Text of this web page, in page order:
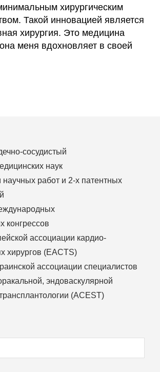
хирургическим
Такой инновацией является
хирургия. Это медицина
меня вдохновляет в своей
сосудистый
наук
научных работ и 2-х патентных
конгрессов
ассоциации кардио-
хирургов (EACTS)
ассоциации специалистов
эндоваскулярной
(ACEST)